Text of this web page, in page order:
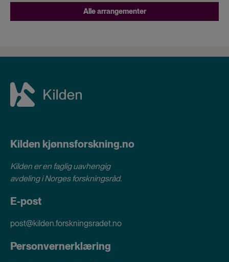
Alle arrangementer
Kilden kjønnsforskning.no
Kilden er en faglig uavhengig
avdeling iNorges forskningsråd.
E-post
post@kilden.forskningsradet.no
Personvernerklæring